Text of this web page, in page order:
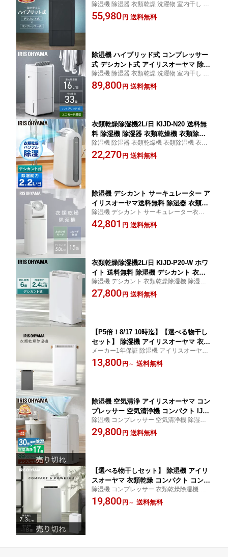
ド式 ハイパワー除湿 大容量 16L/日 室
内物干し 折りたたみ 窓枠物干し 洗濯物
除湿機 除湿器 衣類乾燥 洗濯物 室内干し 乾
かす ハイブリッド コンプレッサー式 デシ
カント式 湿気 梅雨 除湿 湿度 カビ対策 速乾
55,980 円 送料無料
除湿機 ハイブリッド式 コンプレッサー
式 デシカント式 アイリスオーヤマ 除湿
器 衣類乾燥 コンパクト 16L パワフル
洗濯物 部屋干し 大容量 湿気 梅雨 除湿
除湿機 除湿器 衣類乾燥 洗濯物 室内干し 乾
かす ハイブリッド コンプレッサー式 デシ
カント式 湿気 梅雨 除湿 湿度 カビ対策 速乾
89,800 円 送料無料
衣類乾燥除湿機2L/日 KIJD-N20 送料無
料 除湿機 除湿器 衣類乾燥機 衣類除湿
機 衣類 洋服 乾燥 除湿 デシカント式 送
風 乾く 結露対策 カビ 梅雨 部屋干し ア
除湿機 除湿器 衣類乾燥機 衣類除湿機 衣類
洋服 乾燥 除湿 デシカント式 送風 乾く 結露
対策 カビ 梅雨 部屋干し アイリスオーヤマ
22,270 円 送料無料
除湿機 デシカント サーキュレーター ア
イリスオーヤマ送料無料 除湿器 衣類乾
燥 乾燥機 乾燥器 衣類乾燥機 パワフル
部屋干し 5.8L 大容量 扇風機 除湿 送風
除湿機 デシカント サーキュレーター衣類乾
燥除湿機 除湿器 乾燥機 乾燥器 衣類乾燥機
部屋干し 5.8L 扇風機 送風 洗濯物 衣類 首振
42,801 円 送料無料
衣類乾燥除湿機2L/日 KIJD-P20-W ホワ
イト 送料無料 除湿機 デシカント 衣類
乾燥除湿機 除湿器 乾燥機 乾燥器 衣類
乾燥機 部屋干し 2L 風向き調整可能 持
除湿機 デシカント 衣類乾燥除湿機 除湿器
乾燥機 乾燥器 衣類乾燥機 部屋干し 2L 風向
き調整可能 持ち運び ハンドル付き 洗濯物
27,800 円 送料無料
【P5倍！8/17 10時迄】【選べる物干し
セット】 除湿機 アイリスオーヤマ 衣類
乾燥 コンパクト デシカント式 小型 2.4
L/日 低騒音 下向きルーバー 室内物干し
メーカー1年保証 除湿機 アイリスオーヤマ
除湿器 衣類乾燥機 衣類乾燥器 室内干し
13,800 円 ～ 送料無料
除湿機 空気清浄 アイリスオーヤマ コン
プレッサー 空気清浄機 コンパクト IJCP
-M120 空気清浄機 コンプレッサー式 衣
類乾燥機 除湿器 衣類乾燥 結露対策 花
除湿機 コンプレッサー 空気清浄機 除湿器
空気清浄機 花粉 チャイルドロック 衣類乾
燥機 乾燥機 衣類 キャスター付き
29,800 円 送料無料
【選べる物干しセット】 除湿機 アイリ
スオーヤマ 衣類乾燥 コンパクト コンプ
レッサー式 省エネ パワフル除湿 7.3L/
日 室内物干し 折りたたみ 窓枠物干し
除湿機 コンプレッサー 衣類乾燥除湿機 除
湿器 乾燥機 乾燥器 コンプレッサー式 部屋
干し 7L タイマー アイリスオーヤマ
19,800 円 ～ 送料無料